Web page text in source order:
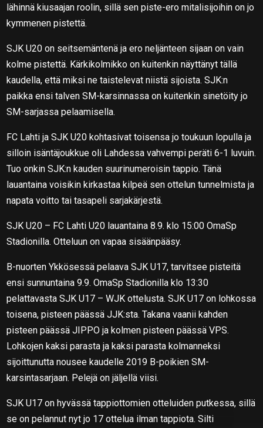
lähinnä kiusaajan roolin, sillä sen piste-ero mitalisijoihin on jo
kymmenen pistettä.
SJK U20 on seitsemäntenä ja ero neljänteen sijaan on vain
kolme pistettä. Kärkikolmikko on kuitenkin näyttänyt tällä
kaudella, että miksi ne taistelevat niistä sijoista. SJK:n
paikka ensi talven SM-karsinnassa on kuitenkin sinetöity jo
SM-sarjassa pelaamisella.
FC Lahti ja SJK U20 kohtasivat toisensa jo toukuun lopulla ja
silloin isäntäjoukkue oli Lahdessa vahvempi peräti 6-1 luvuin.
Tuo onkin SJK:n kauden suurinumeroisin tappio. Tänä
lauantaina voisikin kirkastaa kilpeä sen ottelun tunnelmista ja
napata voitto tai tasapeli sarjakärjestä.
SJK U20 – FC Lahti U20 lauantaina 8.9. klo 15:00 OmaSp
Stadionilla. Otteluun on vapaa sisäänpääsy.
B-nuorten Ykkösessä pelaava SJK U17, tarvitsee pisteitä
ensi sunnuntaina 9.9. OmaSp Stadionilla klo 13:30
pelattavasta SJK U17 – WJK ottelusta. SJK U17 on lohkossa
toisena, pisteen päässä JJK:sta. Takana vaanii kahden
pisteen päässä JIPPO ja kolmen pisteen päässä VPS.
Lohkojen kaksi parasta ja kaksi parasta kolmanneksi
sijoittunutta nousee kaudelle 2019 B-poikien SM-
karsintasarjaan. Pelejä on jäljellä viisi.
SJK U17 on hyvässä tappiottomien otteluiden putkessa, sillä
se on pelannut nyt jo 17 ottelua ilman tappiota. Silti